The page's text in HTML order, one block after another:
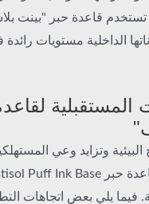
تستخدم قاعدة حبر "بينت
الداخلية مستويات
المستقبلية
البيئية وتزايد وعي
فيما يلي بعض اتجاهات